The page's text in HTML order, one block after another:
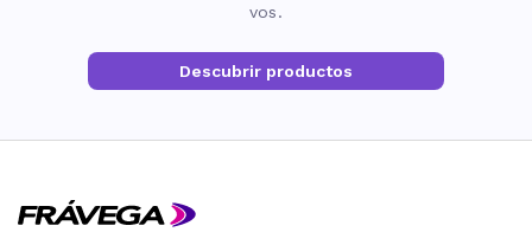
vos.
Descubrir productos